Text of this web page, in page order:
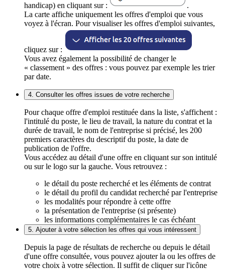
handicap) en cliquant sur :
.
La carte affiche uniquement les offres d'emploi que vous
voyez à l'écran. Pour visualiser les offres d'emploi suivantes,
cliquez sur :
Vous avez également la possibilité de changer le
« classement » des offres : vous pouvez par exemple les trier
par date.
4. Consulter les offres issues de votre recherche
Pour chaque offre d'emploi restituée dans la liste, s'affichent :
l'intitulé du poste, le lieu de travail, la nature du contrat et la
durée de travail, le nom de l'entreprise si précisé, les 200
premiers caractères du descriptif du poste, la date de
publication de l'offre.
Vous accédez au détail d'une offre en cliquant sur son intitulé
ou sur le logo sur la gauche. Vous retrouvez :
le détail du poste recherché et les éléments de contrat
le détail du profil du candidat recherché par l'entreprise
les modalités pour répondre à cette offre
la présentation de l'entreprise (si présente)
les informations complémentaires le cas échéant
5. Ajouter à votre sélection les offres qui vous intéressent
Depuis la page de résultats de recherche ou depuis le détail
d'une offre consultée, vous pouvez ajouter la ou les offres de
votre choix à votre sélection. Il suffit de cliquer sur l'icône